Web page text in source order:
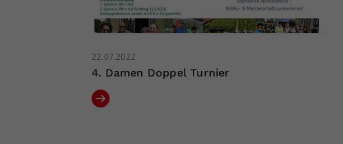
22.07.2022
4. Damen Doppel Turnier